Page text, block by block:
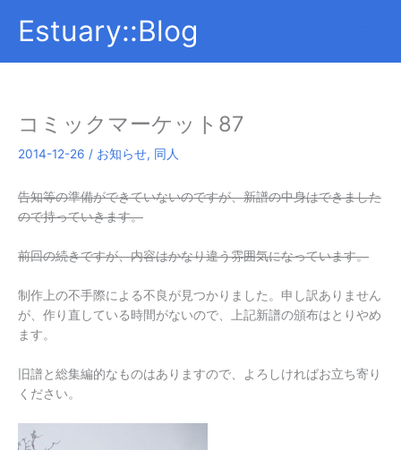
Estuary::Blog
コミックマーケット87
2014-12-26 / お知らせ, 同人
告知等の準備ができていないのですが、新譜の中身はできました
ので持っていきます。
前回の続きですが、内容はかなり違う雰囲気になっています。
制作上の不手際による不良が見つかりました。申し訳ありません
が、作り直している時間がないので、上記新譜の頒布はとりやめ
ます。
旧譜と総集編的なものはありますので、よろしければお立ち寄り
ください。